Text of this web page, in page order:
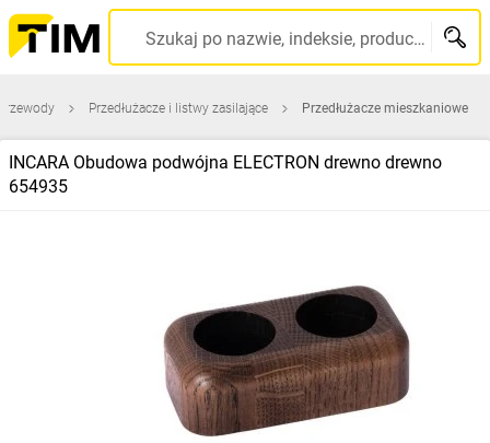
Szukaj po nazwie, indeksie, producencie, kodzie kreskowym...
Przedłużacze i listwy zasilające Przedłużacze mieszkaniowe
INCARA Obudowa podwójna ELECTRON drewno drewno
654935